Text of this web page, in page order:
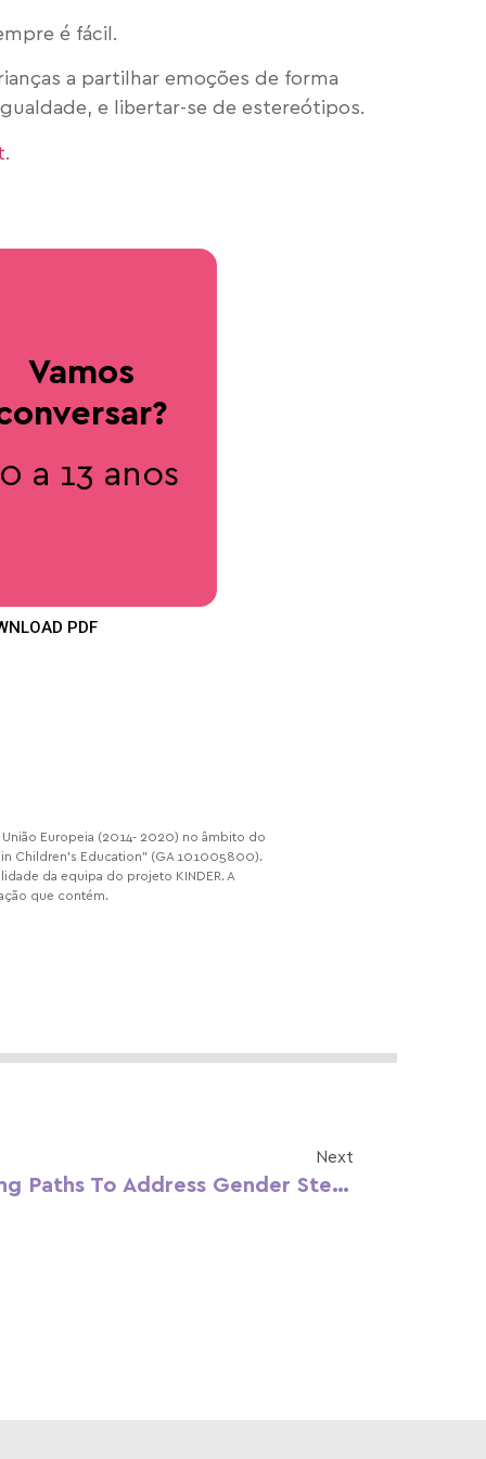
é fácil.
a partilhar emoções de forma
e libertar-se de estereótipos.
.
Vamos
a 13 anos
PDF
Europeia (2014- 2020) no âmbito do
Children’s Education” (GA 101005800).
da equipa do projeto KINDER. A
que contém.
Next
BE KINDER: Unravelling Paths To Address Gender Stereotypes In Education And Early Childhood